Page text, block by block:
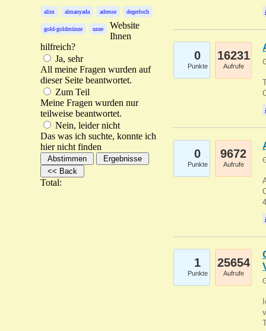
alim almanyada adresse degerloch
gold-goldmünze unze
Website
Ihnen
hilfreich?
Ja, sehr
All meine Fragen wurden auf
dieser Seite beantwortet.
Zum Teil
Meine Fragen wurden nur
teilweise beantwortet.
Nein, leider nicht
Das was ich suchte, konnte ich
hier nicht finden
Total:
0
Punkte
16231
Aufrufe
0
Punkte
9672
Aufrufe
1
Punkte
25654
Aufrufe